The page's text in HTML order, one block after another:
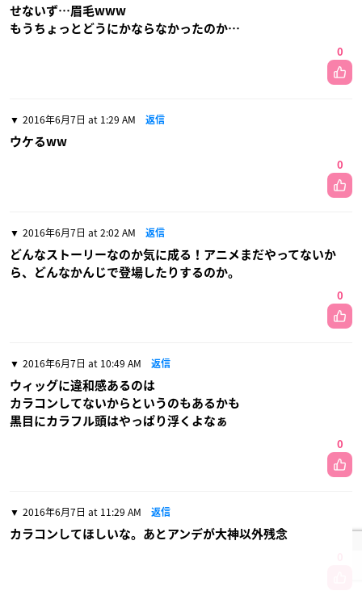
せないず…眉毛www
もうちょっとどうにかならなかったのか…
0
2016年6月7日 at 1:29 AM 返信
ウケるww
0
2016年6月7日 at 2:02 AM 返信
どんなストーリーなのか気に成る！アニメまだやってないか
ら、どんなかんじで登場したりするのか。
0
2016年6月7日 at 10:49 AM 返信
ウィッグに違和感あるのは
カラコンしてないからというのもあるかも
黒目にカラフル頭はやっぱり浮くよなぁ
0
2016年6月7日 at 11:29 AM 返信
カラコンしてほしいな。あとアンデが大神以外残念